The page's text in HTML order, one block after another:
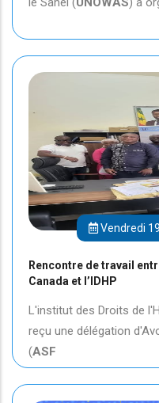
Vendredi
Rencontre de travail
Canada et l’IDHP
L'institut des Droits de
reçu une délégation
(ASF